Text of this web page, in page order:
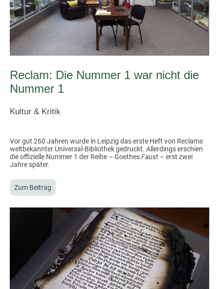
Reclam: Die Nummer 1 war nicht die
Nummer 1
Kultur & Kritik
Vor gut 260 Jahren wurde in Leipzig das erste Heft von Reclams
weltbekannter Universal-Bibliothek gedruckt. Allerdings erschien
die offizielle Nummer 1 der Reihe – GoethesFaust – erst zwei
Jahre später.
Zum Beitrag